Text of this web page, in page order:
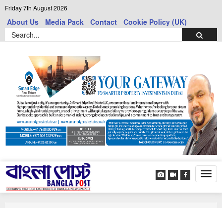
Friday 7th August 2026
About Us Media Pack Contact Cookie Policy (UK)